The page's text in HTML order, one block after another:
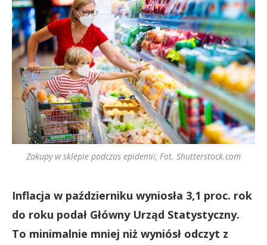
Zakupy w sklepie podczas epidemii, Fot. Shutterstock.com
Inflacja w październiku wyniosła 3,1 proc. rok
do roku podał Główny Urząd Statystyczny.
To minimalnie mniej niż wyniósł odczyt z